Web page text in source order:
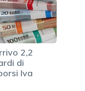
2,2
di
Iva